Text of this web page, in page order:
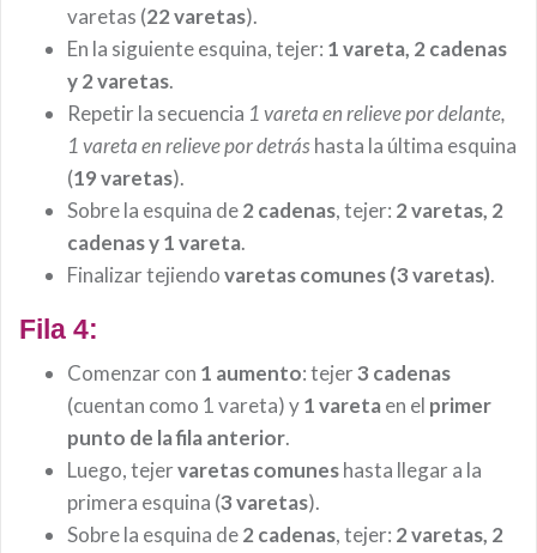
varetas (22 varetas).
En la siguiente esquina, tejer: 1 vareta, 2 cadenas
y 2 varetas.
Repetir la secuencia 1 vareta en relieve por delante,
1 vareta en relieve por detráshasta la última esquina
(19 varetas).
Sobre la esquina de2 cadenas, tejer: 2 varetas, 2
cadenas y 1 vareta.
Finalizar tejiendovaretas comunes (3 varetas).
Fila 4:
Comenzar con 1 aumento: tejer3 cadenas
(cuentan como 1 vareta) y1 varetaen el primer
punto de la fila anterior.
Luego, tejervaretas comuneshasta llegar a la
primera esquina (3 varetas).
Sobre la esquina de2 cadenas, tejer: 2 varetas, 2